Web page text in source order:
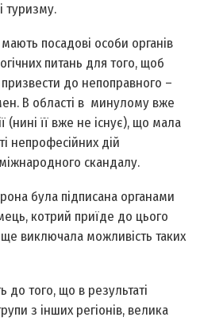
туризму.
посадові особи органів
питань для того, щоб
до непоправного –
В області в минулому вже
(нині її вже не існує), що мала
непрофесійних дій
скандалу.
була підписана органами
котрий приїде до цього
виключала можливість таких
до того, що в результаті
з інших регіонів, велика